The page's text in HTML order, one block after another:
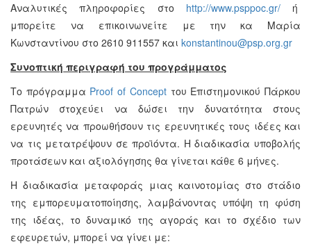
Αναλυτικές πληροφορίες στο http://www.psppoc.gr/ή
μπορείτε να επικοινωνείτε με την κα Μαρία
Κωνσταντίνου στο 2610 911557 και konstantinou@psp.org.gr
Συνοπτική περιγραφή του προγράμματος
Το πρόγραμμα Proof of Conceptτου Επιστημονικού Πάρκου
Πατρών στοχεύει να δώσει την δυνατότητα στους
ερευνητές να προωθήσουν τις ερευνητικές τους ιδέες και
να τις μετατρέψουν σε προϊόντα. Η διαδικασία υποβολής
προτάσεων και αξιολόγησης θα γίνεται κάθε 6 μήνες.
Η διαδικασία μεταφοράς μιας καινοτομίας στο στάδιο
της εμπορευματοποίησης, λαμβάνοντας υπόψη τη φύση
της ιδέας, το δυναμικό της αγοράς και το σχέδιο των
εφευρετών, μπορεί να γίνει με: